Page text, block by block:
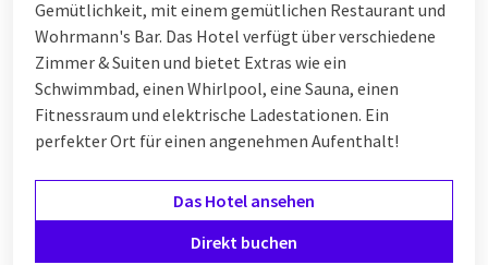
Gemütlichkeit, mit einem gemütlichen Restaurant und
Wohrmann's Bar. Das Hotel verfügt über verschiedene
Zimmer & Suiten und bietet Extras wie ein
Schwimmbad, einen Whirlpool, eine Sauna, einen
Fitnessraum und elektrische Ladestationen. Ein
perfekter Ort für einen angenehmen Aufenthalt!
Das Hotel ansehen
Direkt buchen